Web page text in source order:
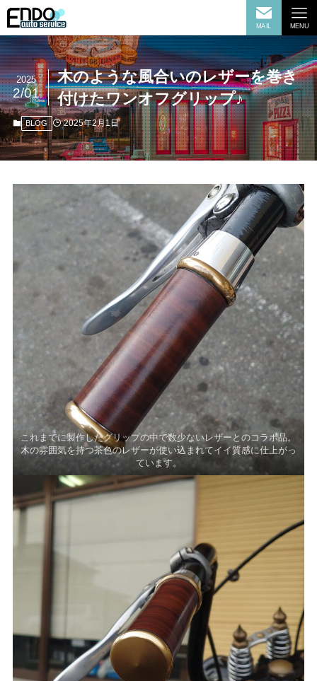
MAIL MENU
木のような風合いのレザーを巻き
付けたワンオフグリップ♪
2025
2/01
BLOG 2025年2月1日
これまでに製作したグリップの中で数少ないレザーとのコラボ品。
木の雰囲気を持つ茶色のレザーが使い込まれてイイ質感に仕上がっ
ています。